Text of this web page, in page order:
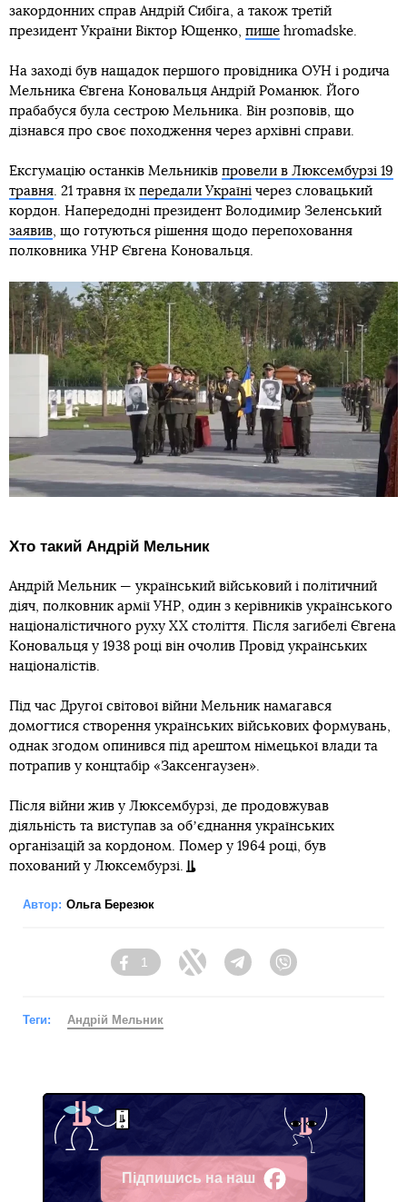
закордонних справ Андрій Сибіга, а також третій
президент України Віктор Ющенко, пише hromadske.
На заході був нащадок першого провідника ОУН і родича
Мельника Євгена Коновальця Андрій Романюк. Його
прабабуся була сестрою Мельника. Він розповів, що
дізнався про своє походження через архівні справи.
Ексгумацію останків Мельників провели в Люксембурзі 19
травня. 21 травня їх передали Україні через словацький
кордон. Напередодні президент Володимир Зеленський
заявив, що готуються рішення щодо перепоховання
полковника УНР Євгена Коновальця.
Хто такий Андрій Мельник
Андрій Мельник — український військовий і політичний
діяч, полковник армії УНР, один з керівників українського
націоналістичного руху XX століття. Після загибелі Євгена
Коновальця у 1938 році він очолив Провід українських
націоналістів.
Під час Другої світової війни Мельник намагався
домогтися створення українських військових формувань,
однак згодом опинився під арештом німецької влади та
потрапив у концтабір «Заксенгаузен».
Після війни жив у Люксембурзі, де продовжував
діяльність та виступав за обʼєднання українських
організацій за кордоном. Помер у 1964 році, був
похований у Люксембурзі.
Автор: Ольга Березюк
Facebook
1
Twitter TelegramViber
Теги: Андрій Мельник
Підпишись на наш
Facebook